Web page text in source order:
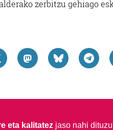
zerbitzu gehiago
eta kalitatezjaso nahi